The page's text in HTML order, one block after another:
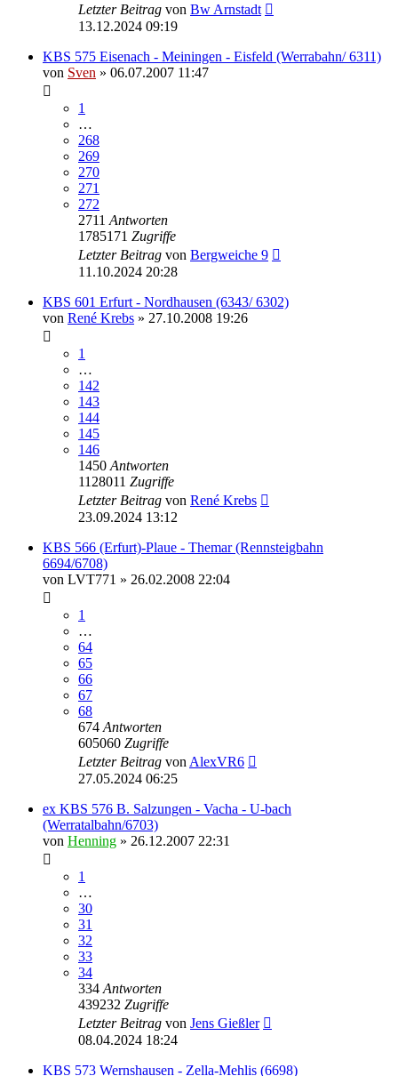
Letzter Beitrag von Bw Arnstadt
13.12.2024 09:19
KBS 575 Eisenach - Meiningen - Eisfeld (Werrabahn/ 6311)
von Sven » 06.07.2007 11:47
1
…
268
269
270
271
272
2711 Antworten
1785171 Zugriffe
Letzter Beitrag von Bergweiche 9
11.10.2024 20:28
KBS 601 Erfurt - Nordhausen (6343/ 6302)
von René Krebs » 27.10.2008 19:26
1
…
142
143
144
145
146
1450 Antworten
1128011 Zugriffe
Letzter Beitrag von René Krebs
23.09.2024 13:12
KBS 566 (Erfurt)-Plaue - Themar (Rennsteigbahn
6694/6708)
von LVT771 » 26.02.2008 22:04
1
…
64
65
66
67
68
674 Antworten
605060 Zugriffe
Letzter Beitrag von AlexVR6
27.05.2024 06:25
ex KBS 576 B. Salzungen - Vacha - U-bach
(Werratalbahn/6703)
von Henning » 26.12.2007 22:31
1
…
30
31
32
33
34
334 Antworten
439232 Zugriffe
Letzter Beitrag von Jens Gießler
08.04.2024 18:24
KBS 573 Wernshausen - Zella-Mehlis (6698)